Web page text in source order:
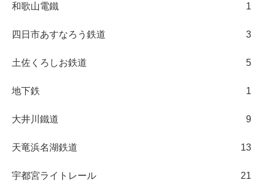
和歌山電鐵 1
四日市あすなろう鉄道 3
土佐くろしお鉄道 5
地下鉄 1
大井川鐵道 9
天竜浜名湖鉄道 13
宇都宮ライトレール 21